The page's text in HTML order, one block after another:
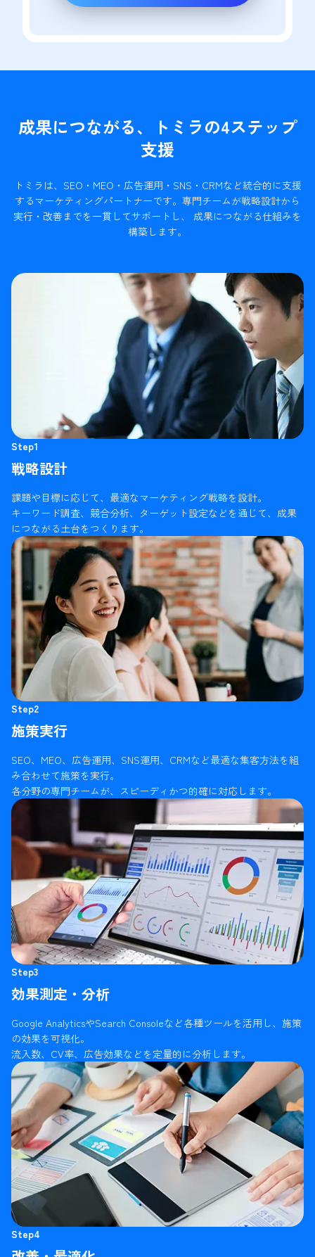
成果につながる、トミラの4ステップ
支援
トミラは、SEO・MEO・広告運用・SNS・CRMなど統合的に支援
するマーケティングパートナーです。 専門チームが戦略設計から
実行・改善までを一貫してサポートし、 成果につながる仕組みを
構築します。
Step1
戦略設計
課題や目標に応じて、最適なマーケティング戦略を設計。
キーワード調査、競合分析、ターゲット設定などを通じて、成果
につながる土台をつくります。
Step2
施策実行
SEO、MEO、広告運用、SNS運用、CRMなど最適な集客方法を組
み合わせて施策を実行。
各分野の専門チームが、スピーディかつ的確に対応します。
Step3
効果測定・分析
Google AnalyticsやSearch Consoleなど各種ツールを活用し、施策
の効果を可視化。
流入数、CV率、広告効果などを定量的に分析します。
Step4